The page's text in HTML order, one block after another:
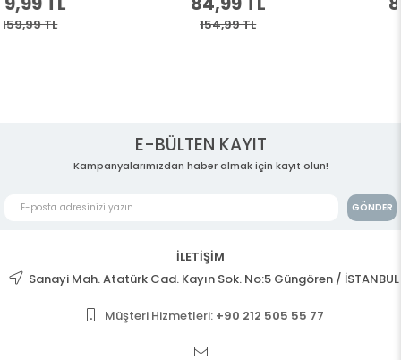
E-BÜLTEN KAYIT
Kampanyalarımızdan haber almak için kayıt olun!
GÖNDER
İLETİŞİM
Sanayi Mah. Atatürk Cad. Kayın Sok. No:5 Güngören / İSTANBUL
Müşteri Hizmetleri: +90 212 505 55 77